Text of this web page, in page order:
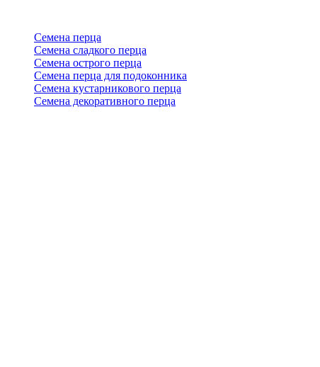
Семена перца
Семена сладкого перца
Семена острого перца
Семена перца для подоконника
Семена кустарникового перца
Семена декоративного перца